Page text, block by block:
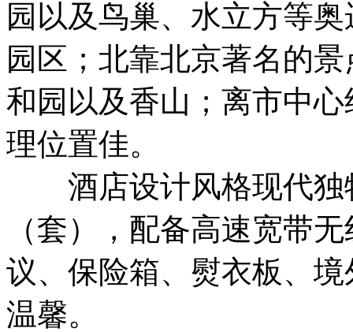
园以及鸟巢、水立方等
园区；北靠北京著名的
和园以及香山；离市中
理位置佳。
酒店设计风格现代独
（套），配备高速宽带
议、保险箱、熨衣板、
温馨。